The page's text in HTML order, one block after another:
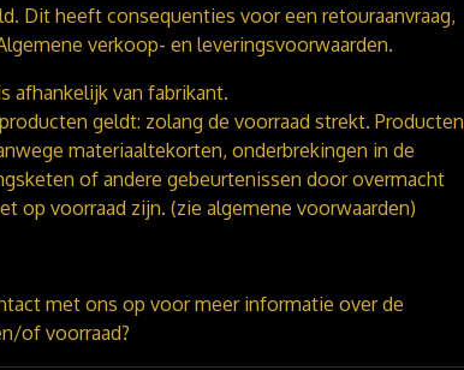
Dit heeft consequenties voor een retouraanvraag,
verkoop- en leveringsvoorwaarden.
afhankelijk van fabrikant.
geldt: zolang de voorraad strekt. Producten
materiaaltekorten, onderbrekingen in de
of andere gebeurtenissen door overmacht
op voorraad zijn. (zie algemene voorwaarden)
met ons op voor meer informatie over de
of voorraad?